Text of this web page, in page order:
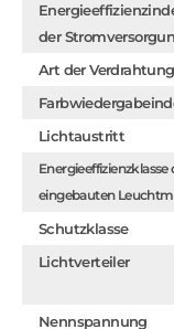
der
Art der Verdrahtung
Lichtaustritt
Energieeffizienzklasse
eingebauten
Schutzklasse
Lichtverteiler
Nennspannung